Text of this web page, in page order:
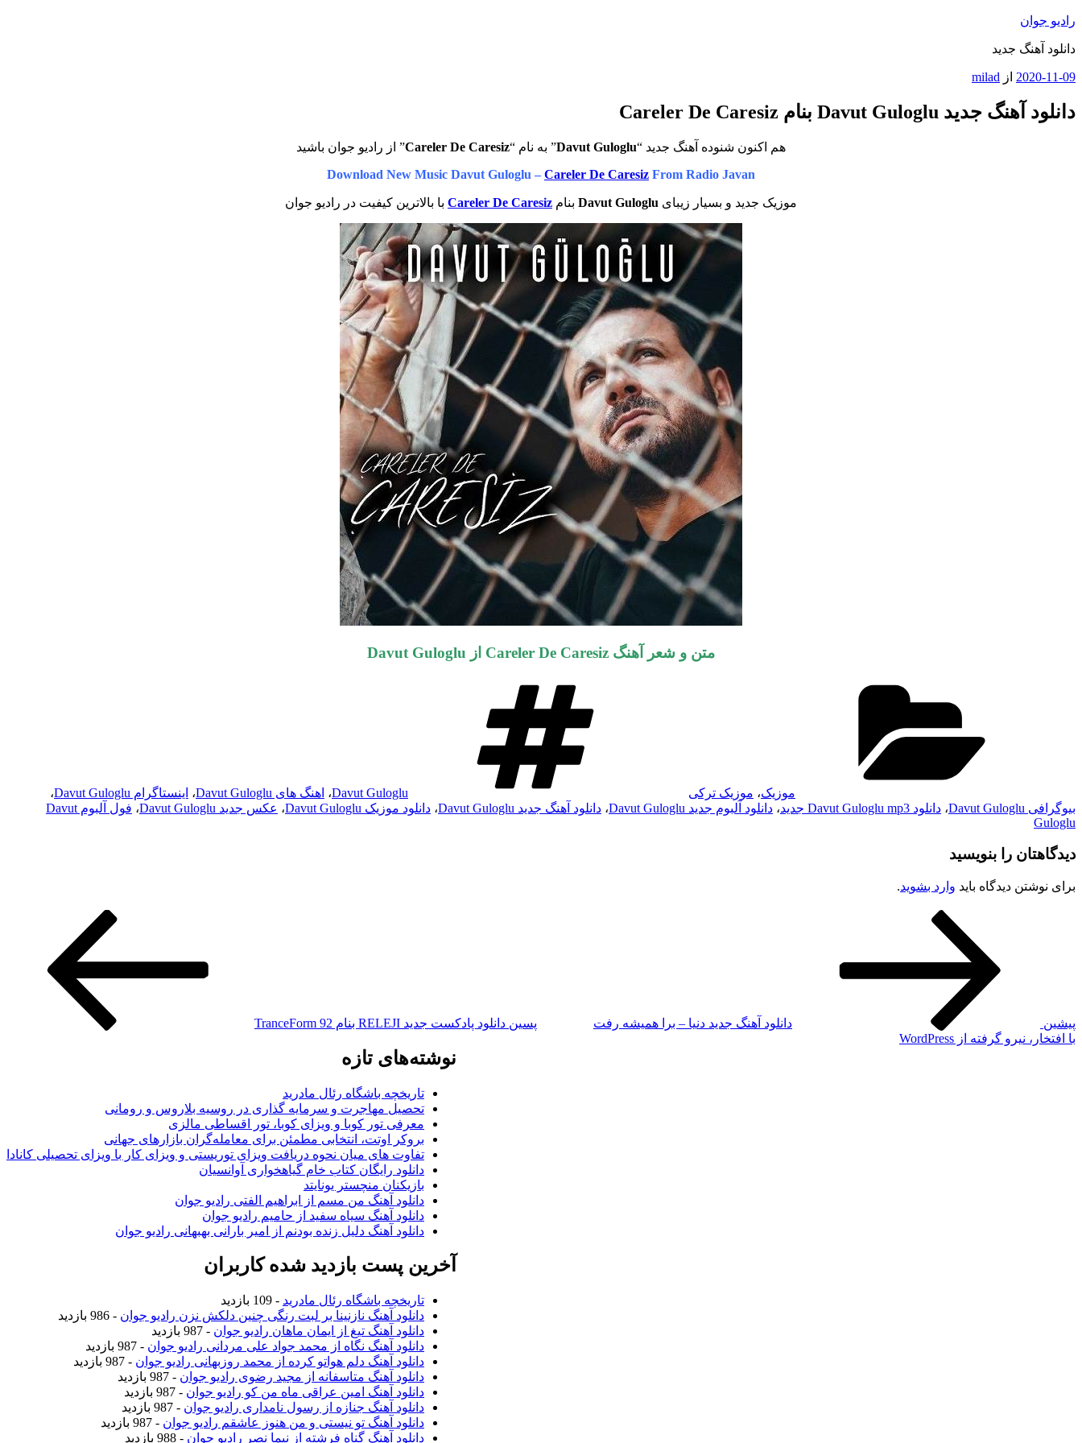
رفتن
محتوا
رادیو جوان
دانلود آهنگ جدید
نوشته‌شده
2020-11-09 از milad
دانلود آهنگ جدید Davut Guloglu بنام Careler De Caresiz
هم اکنون شنوده آهنگ جدید “Davut Guloglu” به نام “Careler De Caresiz” از رادیو جوان باشید
Download New Music Davut Guloglu – Careler De Caresiz From Radio Javan
موزیک جدید و بسیار زیبای Davut Guloglu بنام Careler De Caresiz با بالاترین کیفیت در رادیو جوان
متن و شعر آهنگ Careler De Caresiz از Davut Guloglu
موزیک، موزیک ترکی Davut Guloglu، اهنگ های Davut Guloglu ، اینستاگرام Davut Guloglu
،
بیوگرافی Davut Guloglu
، دانلود Davut Guloglu mp3 جدید ، دانلود آلبوم جدید Davut Guloglu ، دانلود آهنگ جدید Davut Guloglu ، دانلود موزیک Davut Guloglu ، عکس جدید Davut Guloglu ،
فول آلبوم Davut
Guloglu
دیدگاهتان را بنویسید
برای نوشتن دیدگاه باید وارد بشوید.
پیشین دانلود آهنگ جدید دنیا – برا همیشه رفت پسین دانلود پادکست جدید RELEJI بنام TranceForm 92
نوشته‌های تازه
تاریخچه باشگاه رئال مادرید
تحصیل مهاجرت و سرمایه گذاری در روسیه بلاروس و رومانی
معرفی تور کوبا و ویزای کوبا، تور اقساطی مالزی
بروکر اوتت، انتخابی مطمئن برای معامله‌گران بازارهای جهانی
تفاوت های میان نحوه دریافت ویزای توریستی و ویزای کار با ویزای تحصیلی کانادا
دانلود رایگان کتاب خام گیاهخواری آوانسیان
بازیکنان منچستر یونایتد
دانلود آهنگ من مسم از ابراهیم الفتی رادیو جوان
دانلود آهنگ سیاه سفید از حامیم رادیو جوان
دانلود آهنگ دلیل زنده بودنم از امیر بارانی بهبهانی رادیو جوان
آخرین پست بازدید شده کاربران
تاریخچه باشگاه رئال مادرید - 109 بازدید
دانلود آهنگ نازنینا بر لبت رنگی چنین دلکش نزن رادیو جوان - 986 بازدید
دانلود آهنگ تیغ از ایمان ماهان رادیو جوان - 987 بازدید
دانلود آهنگ نگاه از محمد جواد علی مردانی رادیو جوان - 987 بازدید
دانلود آهنگ دلم هواتو کرده از محمد روزبهانی رادیو جوان - 987 بازدید
دانلود آهنگ متاسفانه از مجید رضوی رادیو جوان - 987 بازدید
دانلود آهنگ امین عراقی ماه من کو رادیو جوان - 987 بازدید
دانلود آهنگ جنازه از رسول نامداری رادیو جوان - 987 بازدید
دانلود آهنگ تو نیستی و من هنوز عاشقم رادیو جوان - 987 بازدید
دانلود آهنگ گناه فرشته از نیما نصر رادیو جوان - 988 بازدید
با افتخار، نیرو گرفته از WordPress